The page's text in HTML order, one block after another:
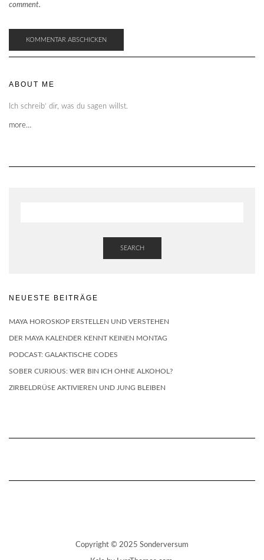
comment.
ABOUT ME
Ich schreib‘ dir, was du sagen willst.
more…
SEARCH
NEUESTE BEITRÄGE
MAYA HOROSKOP ERSTELLEN UND VERSTEHEN
DER MAYA KALENDER KENNT KEINEN MONTAG
PODCAST: GALAKTISCHE CODES
SOBER CURIOUS: WER BIN ICH OHNE ALKOHOL?
ZIRBELDRÜSE AKTIVIEREN UND JUNG BLEIBEN
Copyright © 2025 Sonderversum